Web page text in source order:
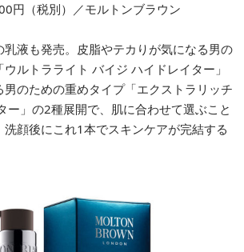
円（税別）／モルトンブラウン
乳液も発売。皮脂やテカりが気になる男の
ルトラライト バイジ ハイドレイター」
男のための重めタイプ「エクストラリッチ
ー」の2種展開で、肌に合わせて選ぶこと
顔後にこれ1本でスキンケアが完結する